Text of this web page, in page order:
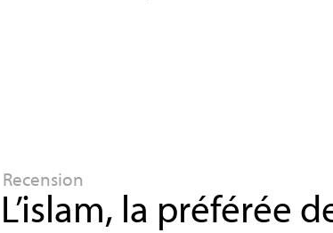
Recension
L’islam, la préférée